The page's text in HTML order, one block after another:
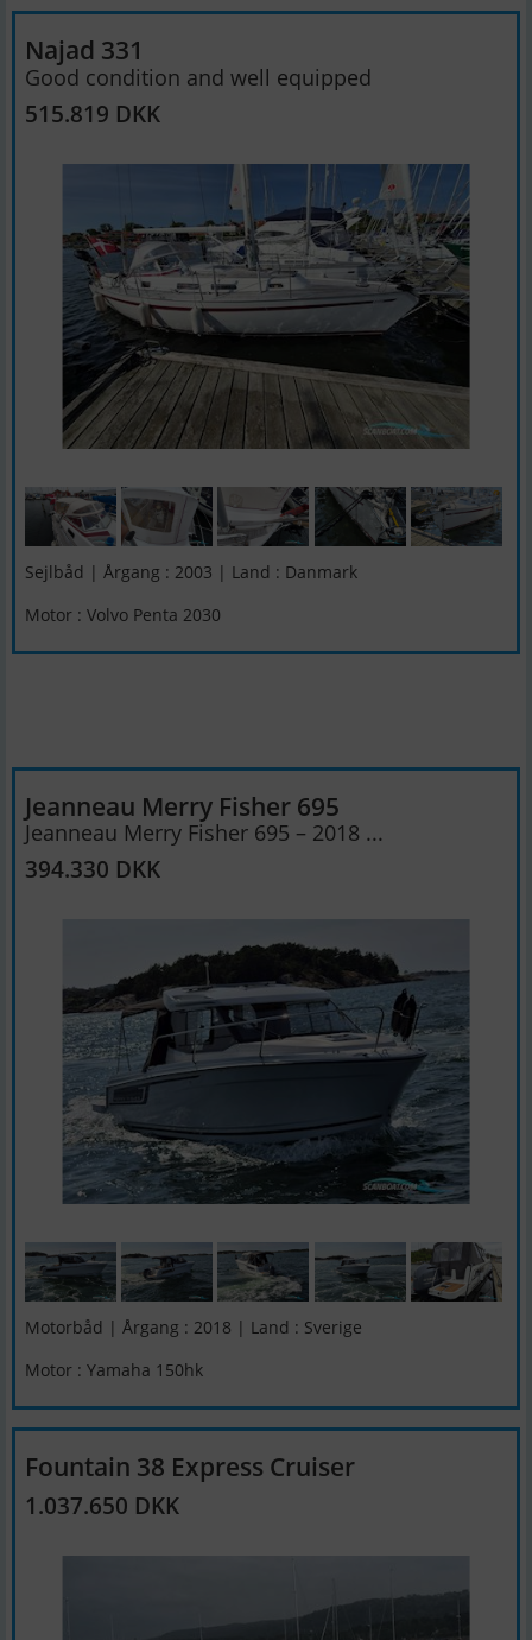
Najad 331
Good condition and well equipped
515.819 DKK
Sejlbåd | Årgang : 2003 | Land : Danmark
Motor : Volvo Penta 2030
Jeanneau Merry Fisher 695
Jeanneau Merry Fisher 695 – 2018 ...
394.330 DKK
Motorbåd | Årgang : 2018 | Land : Sverige
Motor : Yamaha 150hk
Fountain 38 Express Cruiser
1.037.650 DKK